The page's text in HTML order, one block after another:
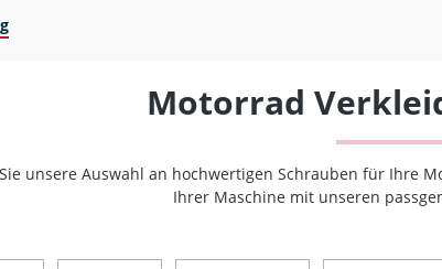
Motorrad
unsere Auswahl an hochwertigen Schrauben für Ihre
Ihrer Maschine mit unseren